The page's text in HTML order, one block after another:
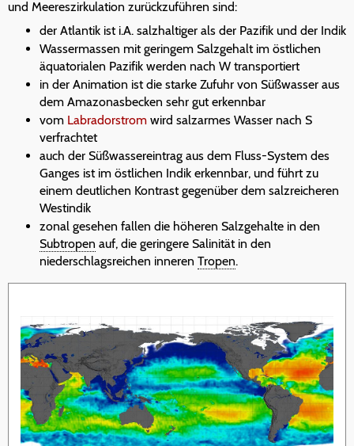
und Meereszirkulation zurückzuführen sind:
der Atlantik ist i.A. salzhaltiger als der Pazifik und der Indik
Wassermassen mit geringem Salzgehalt im östlichen
äquatorialen Pazifik werden nach W transportiert
in der Animation ist die starke Zufuhr von Süßwasser aus
dem Amazonasbecken sehr gut erkennbar
vom Labradorstrom wird salzarmes Wasser nach S
verfrachtet
auch der Süßwassereintrag aus dem Fluss-System des
Ganges ist im östlichen Indik erkennbar, und führt zu
einem deutlichen Kontrast gegenüber dem salzreicheren
Westindik
zonal gesehen fallen die höheren Salzgehalte in den
Subtropen auf, die geringere Salinität in den
niederschlagsreichen inneren Tropen.